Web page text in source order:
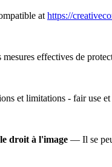
at https://
effectives de
et limitations - fair use
droit à l'image — Il se